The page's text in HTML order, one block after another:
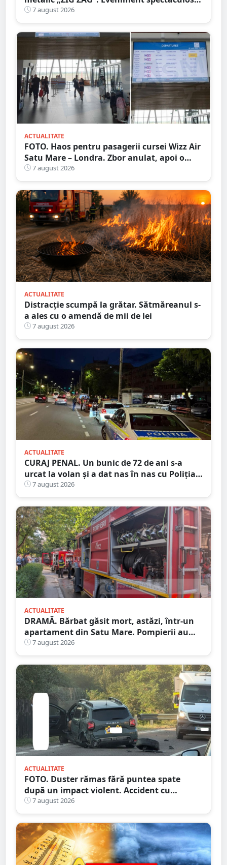
în Grădina Romei
7 august 2026
ACTUALITATE
FOTO. Haos pentru pasagerii cursei Wizz Air
Satu Mare – Londra. Zbor anulat, apoi o
nouă întârziere. Fără explicații clare
7 august 2026
ACTUALITATE
Distracție scumpă la grătar. Sătmăreanul s-
a ales cu o amendă de mii de lei
7 august 2026
ACTUALITATE
CURAJ PENAL. Un bunic de 72 de ani s-a
urcat la volan și a dat nas în nas cu Poliția
Satu Mare
7 august 2026
ACTUALITATE
DRAMĂ. Bărbat găsit mort, astăzi, într-un
apartament din Satu Mare. Pompierii au
spart ușa
7 august 2026
ACTUALITATE
FOTO. Duster rămas fără puntea spate
după un impact violent. Accident cu
implicarea unei mașini din Satu Mare
7 august 2026